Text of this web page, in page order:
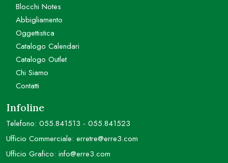
Blocchi Notes
Abbigliamento
Oggettistica
Catalogo Calendari
Catalogo Outlet
Chi Siamo
Contatti
Infoline
Telefono: 055.841513 - 055.841523
Ufficio Commerciale: erretre@erre3.com
Ufficio Grafico: info@erre3.com